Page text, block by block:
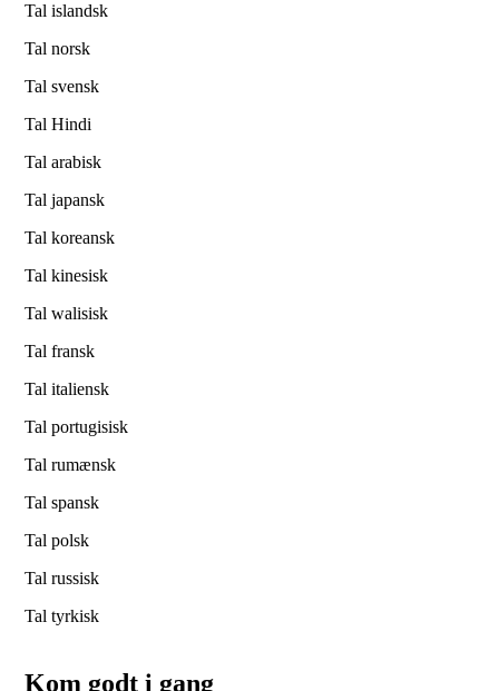
Tal islandsk
Tal norsk
Tal svensk
Tal Hindi
Tal arabisk
Tal japansk
Tal koreansk
Tal kinesisk
Tal walisisk
Tal fransk
Tal italiensk
Tal portugisisk
Tal rumænsk
Tal spansk
Tal polsk
Tal russisk
Tal tyrkisk
Kom godt i gang